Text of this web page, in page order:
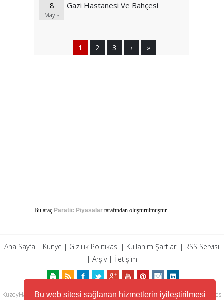
Bu web sitesi sağlanan hizmetlerin iyileştirilmesi
8
Mayıs
Gazi Hastanesi Ve Bahçesi
1 2 3 › »
Bu araç Paratic Piyasalar tarafından oluşturulmuştur.
Ana Sayfa | Künye | Gizlilik Politikası | Kullanım Şartları | RSS Servisi
| Arşiv| İletişim
KuzeyHaber.com sitesinde yer alan tüm yazılar, materyaller, resimler, ses